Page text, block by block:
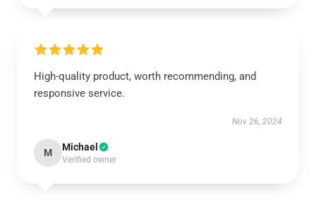
High-quality product, worth recommending, and
responsive service.
Nov 26, 2024
M Michael
Verified owner